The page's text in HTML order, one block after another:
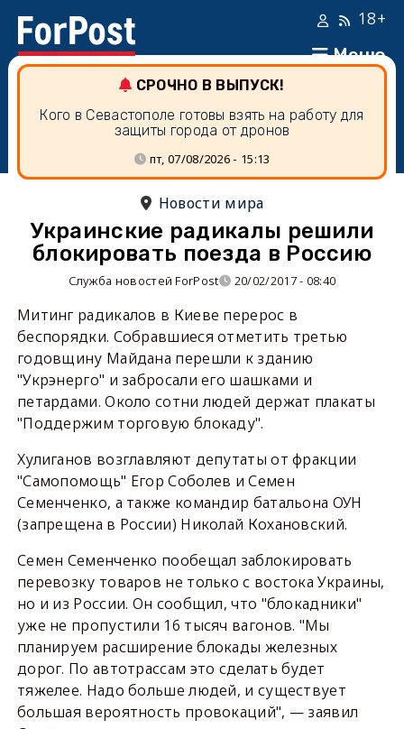
Меню
18+
СРОЧНО В ВЫПУСК!
Кого в Севастополе готовы взять на работу для
защиты города от дронов
пт, 07/08/2026 - 15:13
Новости мира
Украинские радикалы решили
блокировать поезда в Россию
Служба новостей ForPost 20/02/2017 - 08:40
Митинг радикалов в Киеве перерос в
беспорядки. Собравшиеся отметить третью
годовщину Майдана перешли к зданию
"Укрэнерго" и забросали его шашками и
петардами. Около сотни людей держат плакаты
"Поддержим торговую блокаду".
Хулиганов возглавляют депутаты от фракции
"Самопомощь" Егор Соболев и Семен
Семенченко, а также командир батальона ОУН
(запрещена в России) Николай Кохановский.
Семен Семенченко пообещал заблокировать
перевозку товаров не только с востока Украины,
но и из России. Он сообщил, что "блокадники"
уже не пропустили 16 тысяч вагонов. "Мы
планируем расширение блокады железных
дорог. По автотрассам это сделать будет
тяжелее. Надо больше людей, и существует
большая вероятность провокаций", — заявил